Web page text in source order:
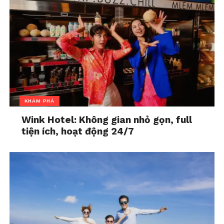
nữ ca sĩ nhận định.
Tập 31 Kỷ Niệm Thanh Xuân với ca sĩ Xuân Nghi
được phát sóng vào lúc 19h15 Chủ Nhật ngày
10/8/2025 trên kênh VTV9
Trung - Quay Về Thanh
In "Đọc - Ăn - Chơi"
KHÁM PHÁ
Wink Hotel: Không gian nhỏ gọn, full
tiện ích, hoạt động 24/7